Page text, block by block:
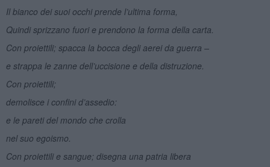
Il bianco dei suoi occhi prende l’ultima forma,
Quindi sprizzano fuori e prendono la forma della carta.
Con proiettili; spacca la bocca degli aerei da guerra –
e strappa le zanne dell’uccisione e della distruzione.
Con proiettili;
demolisce i confini d’assedio:
e le pareti del mondo che crolla
nel suo egoismo.
Con proiettili e sangue; disegna una patria libera